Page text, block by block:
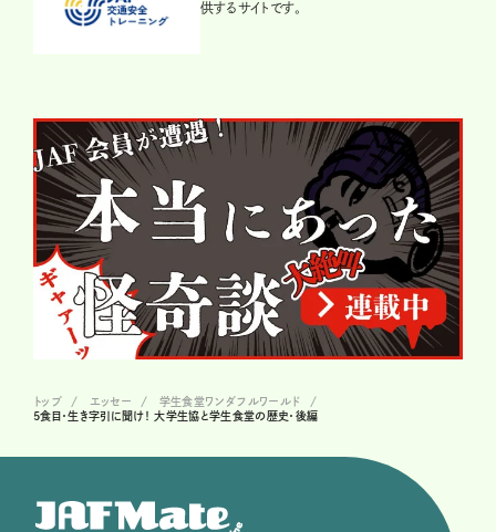
供するサイトです。
トップ エッセー
学生食堂ワンダフルワールド
5食目・生き字引に聞け！ 大学生協と学生食堂の歴史・後編